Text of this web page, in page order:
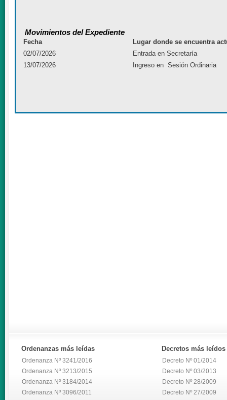
Movimientos del Expediente
Fecha
Lugar donde se encuentra
02/07/2026
Entrada en Secretaría
13/07/2026
Ingreso en Sesión Ordinaria
Ordenanzas más leídas
Ordenanza Nº 3241/2016
Ordenanza Nº 3213/2015
Ordenanza Nº 3184/2014
Ordenanza Nº 3096/2011
Decretos más leídos
Decreto Nº 01/2014
Decreto Nº 03/2013
Decreto Nº 28/2009
Decreto Nº 27/2009